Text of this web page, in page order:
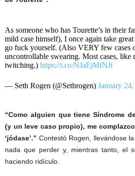
As someone who has Tourette’s in their
mild case himself), I once again take
go fuck yourself. (Also VERY few cases
uncontrollable swearing. Most cases, like
twitching.) https://t.co/NJaEjMfNJt
— Seth Rogen (@Sethrogen) January 24,
“Como alguien que tiene Síndrome
(y un leve caso propio), me
‘jódase’.” Contestó Rogen, llevándose
nada que perder y, mientras tanto, el
haciendo ridículo.